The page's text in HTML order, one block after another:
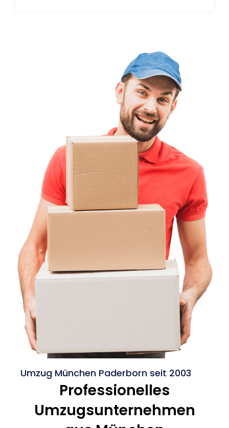
Umzug München Paderborn seit 2003
Professionelles
Umzugsunternehmen